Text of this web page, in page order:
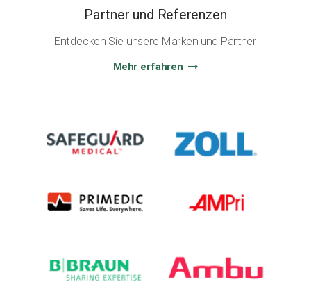
Partner und Referenzen
Entdecken Sie unsere Marken und Partner
Mehr erfahren